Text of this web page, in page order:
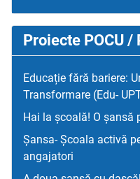
Proiecte POCU /
Educație fără bariere:
Transformare (Edu-
Hai la școală! O șansă
Șansa- Școala activă
angajatori